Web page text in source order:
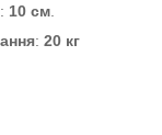
: 10 см
: 20 кг